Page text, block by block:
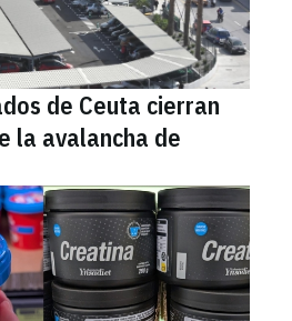
de Ceuta cierran
la avalancha de